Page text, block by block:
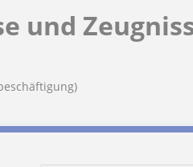
und